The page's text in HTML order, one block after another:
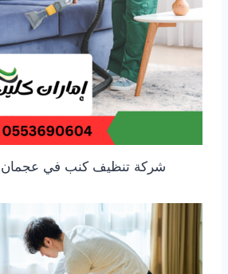
شركة تنظيف كنب في عجمان